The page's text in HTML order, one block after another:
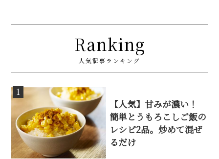
Ranking
人気記事ランキング
1
【人気】甘みが濃い！
簡単とうもろこしご飯の
レシピ2品。炒めて混ぜ
るだけ